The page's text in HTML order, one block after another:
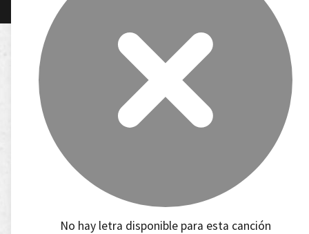
No hay letra disponible para esta canción